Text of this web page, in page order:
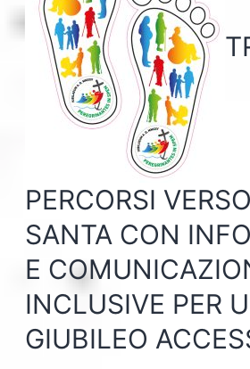
PERCORSI
SANTA CON
E
INCLUSIVE PER
GIUBILEO